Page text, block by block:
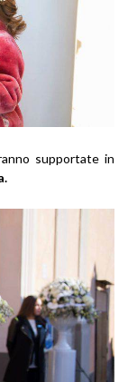
supportate in